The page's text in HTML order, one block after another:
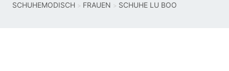
SCHUHEMODISCH FRAUEN SCHUHE LU BOO